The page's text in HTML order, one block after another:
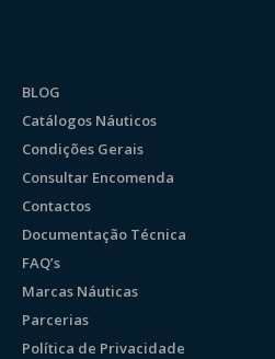
BLOG
Catálogos Náuticos
Condições Gerais
Consultar Encomenda
Contactos
Documentação Técnica
FAQ’s
Marcas Náuticas
Parcerias
Política de Privacidade